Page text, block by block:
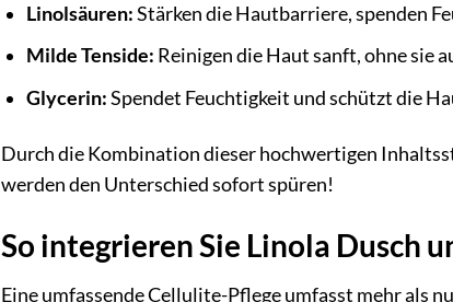
Linolsäuren:Stärken die Hautbarriere, spenden
Milde Tenside: Reinigen die Haut sanft, ohne sie
Glycerin:Spendet Feuchtigkeit und schützt die
Durch die Kombination dieser hochwertigen
werden den Unterschied sofort spüren!
So integrieren Sie Linola Dusch
Eine umfassende Cellulite-Pflege umfasst mehr als